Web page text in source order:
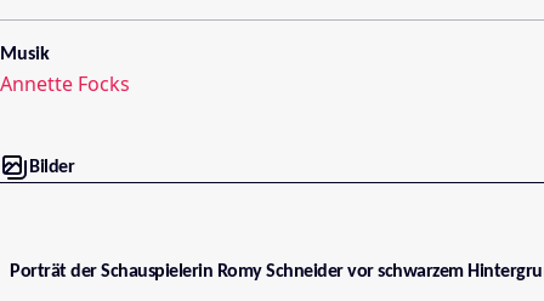
Musik
Annette Focks
Bilder
Porträt der Schauspielerin Romy Schneider vor schwarzem